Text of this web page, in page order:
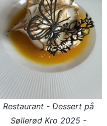
Restaurant - Dessert på
Søllerød Kro 2025 -